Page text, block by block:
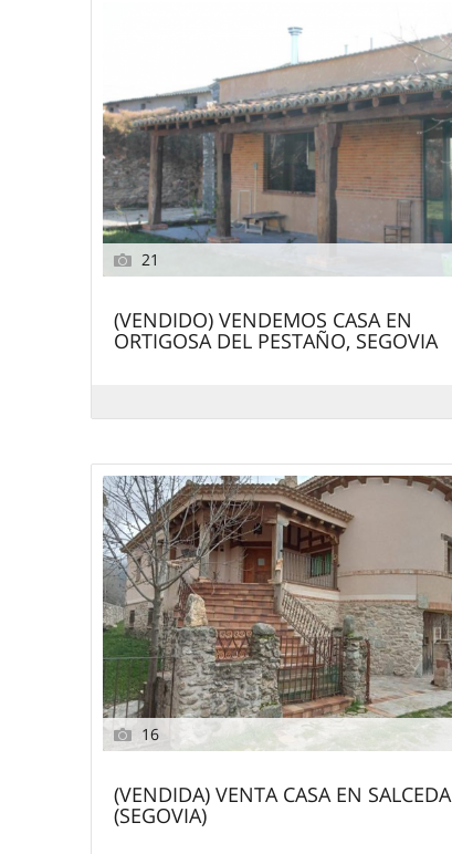
21
(VENDIDO) VENDEMOS CASA EN
ORTIGOSA DEL PESTAÑO, SEGOVIA
16
(VENDIDA) VENTA CASA EN SALCEDA
(SEGOVIA)